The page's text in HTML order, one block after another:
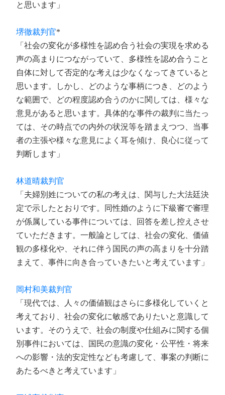
と思います」
堺徹裁判官*
「社会の変化が多様性を認め合う社会の実現を求める
声の高まりにつながっていて、多様性を認め合うこと
自体に対して否定的な考えは少なくなってきていると
思います。しかし、どのような事柄につき、どのよう
な範囲で、どの程度認め合うのかに関しては、様々な
意見があると思います。具体的な事件の裁判に当たっ
ては、その時点での内外の状況等を踏まえつつ、当事
者の主張や様々な意見によく耳を傾け、良心に従って
判断します」
林道晴裁判官
「夫婦別姓についての私の考えは、関与した大法廷決
定で示したとおりです。同性婚のように下級審で審理
が係属している事件については、回答を差し控えさせ
ていただきます。一般論としては、社会の変化、価値
観の多様化や、それに伴う国民の声の高まりを十分踏
まえて、事件に向き合っていきたいと考えています」
岡村和美裁判官
「現代では、人々の価値観はさらに多様化していくと
考えており、社会の変化に敏感でありたいと意識して
います。そのうえで、社会の制度や仕組みに関する個
別事件においては、国民の意識の変化・公平性・将来
への影響・法的安定性なども考慮して、事案の判断に
あたるべきと考えています」